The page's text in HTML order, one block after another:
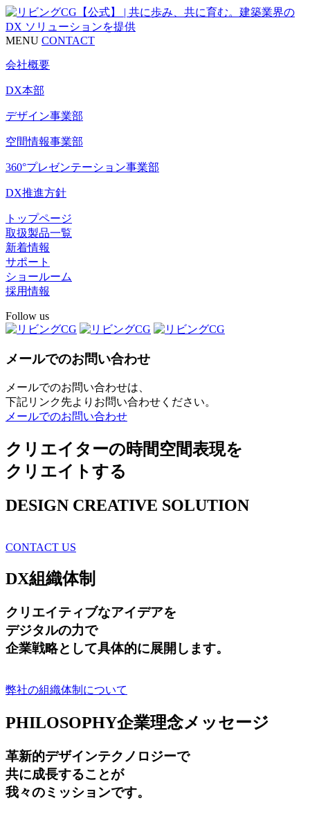
MENU CONTACT
会社概要
DX本部
デザイン事業部
空間情報事業部
360°プレゼンテーション事業部
DX推進方針
トップページ
取扱製品一覧
新着情報
サポート
ショールーム
採用情報
Follow us
メールでのお問い合わせ
メールでのお問い合わせは、
下記リンク先よりお問い合わせください。
メールでのお問い合わせ
クリエイターの時間空間表現を
クリエイトする
DESIGN CREATIVE SOLUTION
CONTACT US
DX組織体制
クリエイティブなアイデアを
デジタルの力で
企業戦略として具体的に展開します。
弊社の組織体制について
PHILOSOPHY企業理念メッセージ
革新的デザインテクノロジーで
共に成長することが
我々のミッションです。